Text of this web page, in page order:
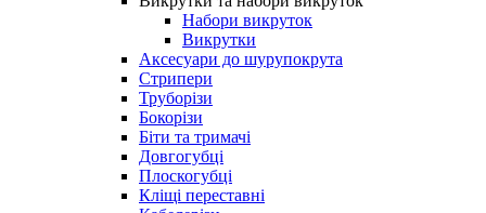
Набори викруток
Викрутки
Аксесуари до шурупокрута
Стрипери
Труборізи
Бокорізи
Біти та тримачі
Довгогубці
Плоскогубці
Кліщі переставні